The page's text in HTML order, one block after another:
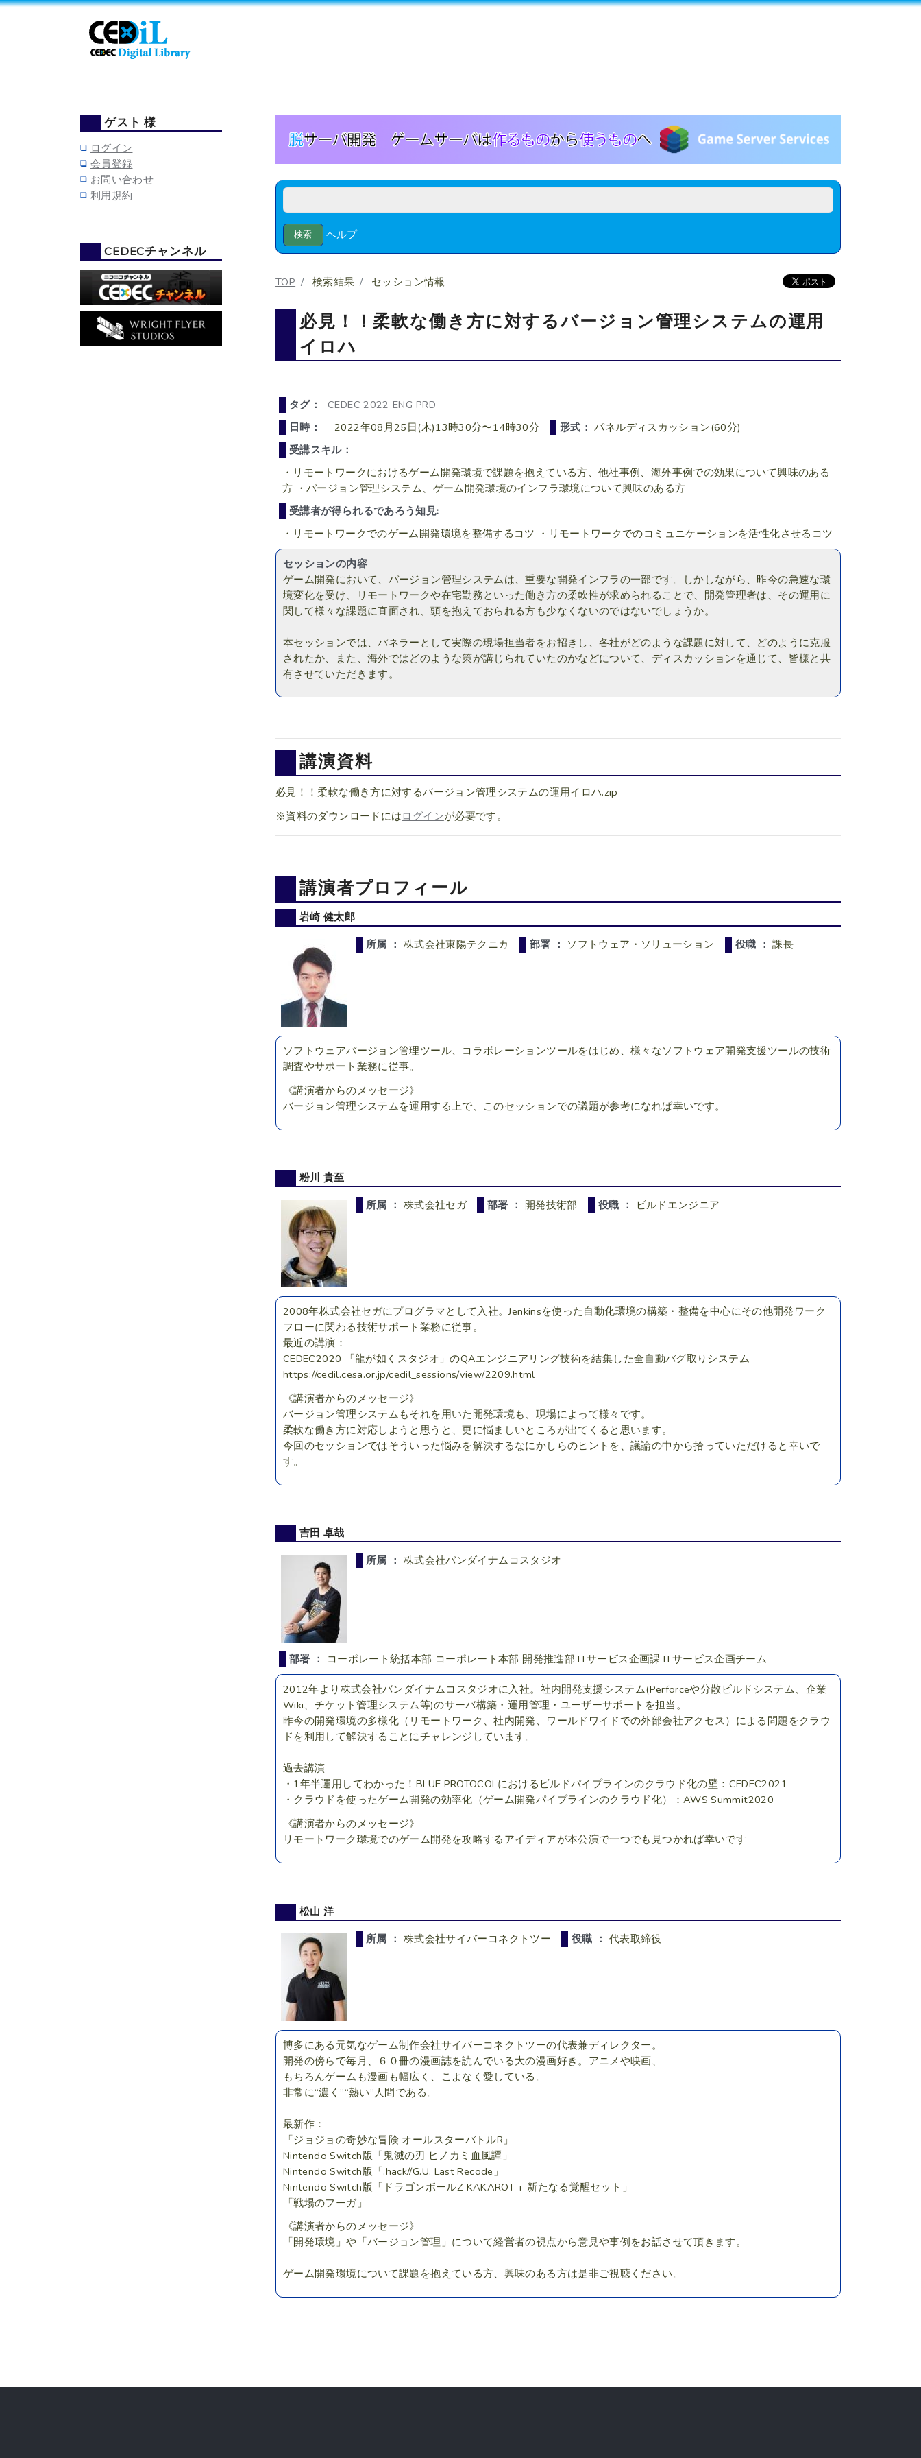
ヘルプ
TOP 検索結果 セッション情報
必見！！柔軟な働き方に対するバージョン管理システムの運用
イロハ
タグ： CEDEC 2022 ENG PRD
日時：
2022年08月25日(木)13時30分〜14時30分 形式：パネルディスカッション(60分)
受講スキル：
・リモートワークにおけるゲーム開発環境で課題を抱えている方、他社事例、海外事例での効果について興味のある
方 ・バージョン管理システム、ゲーム開発環境のインフラ環境について興味のある方
受講者が得られるであろう知見:
・リモートワークでのゲーム開発環境を整備するコツ ・リモートワークでのコミュニケーションを活性化させるコツ
セッションの内容
ゲーム開発において、バージョン管理システムは、重要な開発インフラの一部です。しかしながら、昨今の急速な環
境変化を受け、リモートワークや在宅勤務といった働き方の柔軟性が求められることで、開発管理者は、その運用に
関して様々な課題に直面され、頭を抱えておられる方も少なくないのではないでしょうか。
本セッションでは、パネラーとして実際の現場担当者をお招きし、各社がどのような課題に対して、どのように克服
されたか、また、海外ではどのような策が講じられていたのかなどについて、ディスカッションを通じて、皆様と共
有させていただきます。
講演資料
必見！！柔軟な働き方に対するバージョン管理システムの運用イロハ.zip
※資料のダウンロードには ログインが必要です。
講演者プロフィール
岩崎 健太郎
所属 ： 株式会社東陽テクニカ 部署 ： ソフトウェア・ソリューション 役職 ：課長
ソフトウェアバージョン管理ツール、コラボレーションツールをはじめ、様々なソフトウェア開発支援ツールの技術
調査やサポート業務に従事。
《講演者からのメッセージ》
バージョン管理システムを運用する上で、このセッションでの議題が参考になれば幸いです。
粉川 貴至
所属 ： 株式会社セガ 部署 ： 開発技術部 役職 ： ビルドエンジニア
2008年株式会社セガにプログラマとして入社。Jenkinsを使った自動化環境の構築・整備を中心にその他開発ワーク
フローに関わる技術サポート業務に従事。
最近の講演：
CEDEC2020 「龍が如くスタジオ」のQAエンジニアリング技術を結集した全自動バグ取りシステム
https://cedil.cesa.or.jp/cedil_sessions/view/2209.html
《講演者からのメッセージ》
バージョン管理システムもそれを用いた開発環境も、現場によって様々です。
柔軟な働き方に対応しようと思うと、更に悩ましいところが出てくると思います。
今回のセッションではそういった悩みを解決するなにかしらのヒントを、議論の中から拾っていただけると幸いで
す。
吉田 卓哉
所属 ： 株式会社バンダイナムコスタジオ
部署 ： コーポレート統括本部 コーポレート本部 開発推進部 ITサービス企画課 ITサービス企画チーム
2012年より株式会社バンダイナムコスタジオに入社。社内開発支援システム(Perforceや分散ビルドシステム、企業
Wiki、チケット管理システム等)のサーバ構築・運用管理・ユーザーサポートを担当。
昨今の開発環境の多様化（リモートワーク、社内開発、ワールドワイドでの外部会社アクセス）による問題をクラウ
ドを利用して解決することにチャレンジしています。
過去講演
・1年半運用してわかった！BLUE PROTOCOLにおけるビルドパイプラインのクラウド化の壁：CEDEC2021
・クラウドを使ったゲーム開発の効率化（ゲーム開発パイプラインのクラウド化）：AWS Summit2020
《講演者からのメッセージ》
リモートワーク環境でのゲーム開発を攻略するアイディアが本公演で一つでも見つかれば幸いです
松山 洋
所属 ： 株式会社サイバーコネクトツー 役職 ： 代表取締役
博多にある元気なゲーム制作会社サイバーコネクトツーの代表兼ディレクター。
開発の傍らで毎月、６０冊の漫画誌を読んでいる大の漫画好き。アニメや映画、
もちろんゲームも漫画も幅広く、こよなく愛している。
非常に“濃く”“熱い”人間である。
最新作：
「ジョジョの奇妙な冒険 オールスターバトルR」
Nintendo Switch版「鬼滅の刃 ヒノカミ血風譚」
Nintendo Switch版「.hack//G.U. Last Recode」
Nintendo Switch版「ドラゴンボールZ KAKAROT + 新たなる覚醒セット」
「戦場のフーガ」
《講演者からのメッセージ》
「開発環境」や「バージョン管理」について経営者の視点から意見や事例をお話させて頂きます。
ゲーム開発環境について課題を抱えている方、興味のある方は是非ご視聴ください。
ゲスト 様
ログイン
会員登録
お問い合わせ
利用規約
CEDECチャンネル